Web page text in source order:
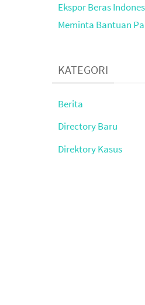
Ekspor Beras
Meminta Bantuan
KATEGORI
Berita
Directory Baru
Direktory Kasus